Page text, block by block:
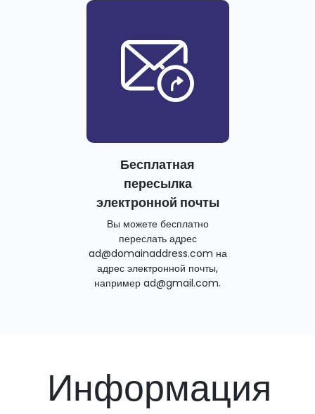
Бесплатная
пересылка
электронной почты
Вы можете бесплатно
переслать адрес
ad@domainaddress.com на
адрес электронной почты,
например ad@gmail.com.
Информация